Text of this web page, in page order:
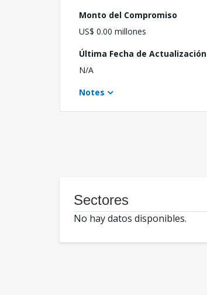
Monto del Compromiso
US$ 0.00 millones
Última Fecha de Actualización
N/A
Notes
Sectores
No hay datos disponibles.